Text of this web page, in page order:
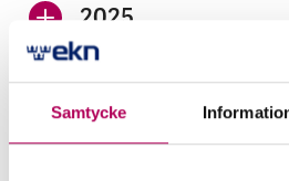
Samtycke
2025
2024
2023